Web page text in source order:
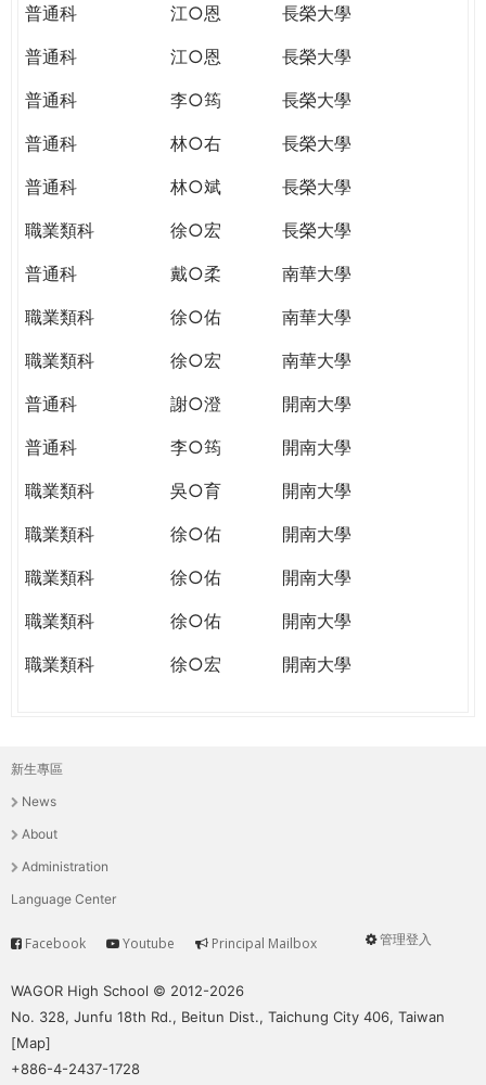
普通科
江○恩
長榮大學
普通科
江○恩
長榮大學
普通科
李○筠
長榮大學
普通科
林○右
長榮大學
普通科
林○斌
長榮大學
職業類科
徐○宏
長榮大學
普通科
戴○柔
南華大學
職業類科
徐○佑
南華大學
職業類科
徐○宏
南華大學
普通科
謝○澄
開南大學
普通科
李○筠
開南大學
職業類科
吳○育
開南大學
職業類科
徐○佑
開南大學
職業類科
徐○佑
開南大學
職業類科
徐○佑
開南大學
職業類科
徐○宏 開南大學
主
選
單
新生專區
News
About
Administration
Language Center
User
管理登入
Service
Facebook Youtube Principal Mailbox
WAGOR High School © 2012-2026
No. 328, Junfu 18th Rd., Beitun Dist., Taichung City 406, Taiwan
[Map]
+886-4-2437-1728